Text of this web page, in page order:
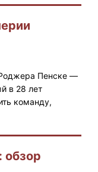
Пенске —
в 28 лет
команду,
обзор